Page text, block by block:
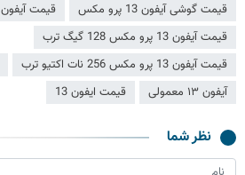
قیمت گوشی آیفون 13 پرو مکس
قیمت آیفون 13 پرو مکس 128 گیگ
قیمت آیفون 13 پرو مکس 128 گیگ ترب
قیمت آیفون 13 پرو مکس 256 نات اکتیو ترب
آیفون ۱۳ معمولی
قيمت ايفون 13
نظر شما